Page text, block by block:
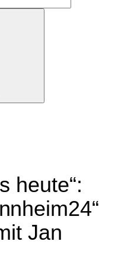
heute“:
Jan